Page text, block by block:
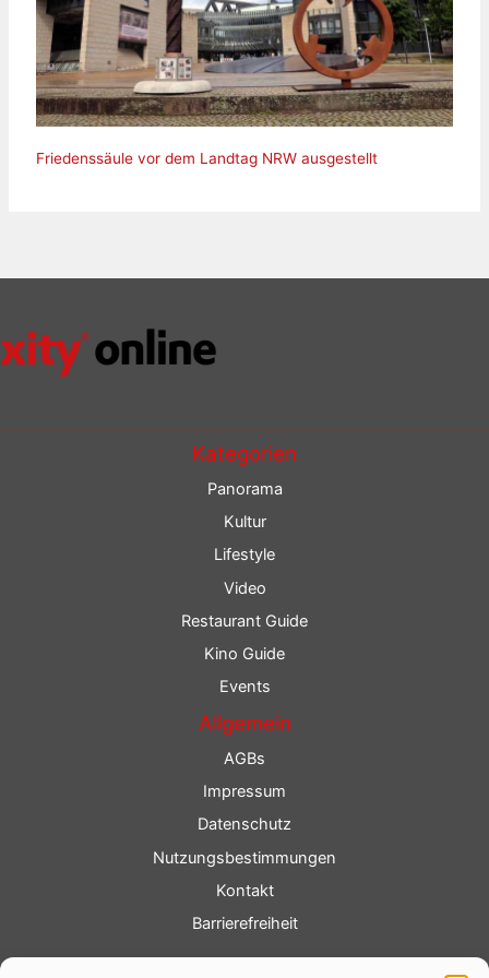
Friedenssäule vor dem Landtag NRW ausgestellt
Kategorien
Panorama
Kultur
Lifestyle
Video
Restaurant Guide
Kino Guide
Events
Allgemein
AGBs
Impressum
Datenschutz
Nutzungsbestimmungen
Kontakt
Barrierefreiheit